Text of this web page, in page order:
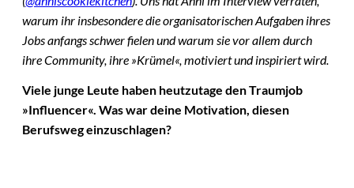
warum ihr insbesondere die organisatorischen Aufgaben ihres
Jobs anfangs schwer fielen und warum sie vor allem durch
ihre Community, ihre »Krümel«, motiviert und inspiriert wird.
Viele junge Leute haben heutzutage den Traumjob
»Influencer«. Was war deine Motivation, diesen
Berufsweg einzuschlagen?